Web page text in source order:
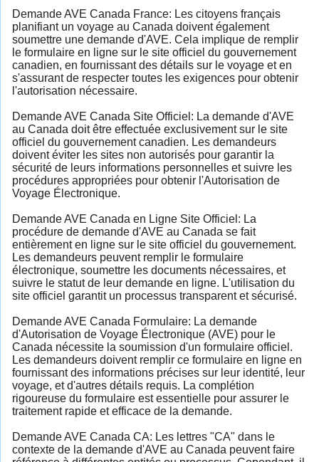
Demande AVE Canada France: Les citoyens français
planifiant un voyage au Canada doivent également
soumettre une demande d'AVE. Cela implique de remplir
le formulaire en ligne sur le site officiel du gouvernement
canadien, en fournissant des détails sur le voyage et en
s'assurant de respecter toutes les exigences pour obtenir
l'autorisation nécessaire.
Demande AVE Canada Site Officiel: La demande d'AVE
au Canada doit être effectuée exclusivement sur le site
officiel du gouvernement canadien. Les demandeurs
doivent éviter les sites non autorisés pour garantir la
sécurité de leurs informations personnelles et suivre les
procédures appropriées pour obtenir l'Autorisation de
Voyage Électronique.
Demande AVE Canada en Ligne Site Officiel: La
procédure de demande d'AVE au Canada se fait
entièrement en ligne sur le site officiel du gouvernement.
Les demandeurs peuvent remplir le formulaire
électronique, soumettre les documents nécessaires, et
suivre le statut de leur demande en ligne. L'utilisation du
site officiel garantit un processus transparent et sécurisé.
Demande AVE Canada Formulaire: La demande
d'Autorisation de Voyage Électronique (AVE) pour le
Canada nécessite la soumission d'un formulaire officiel.
Les demandeurs doivent remplir ce formulaire en ligne en
fournissant des informations précises sur leur identité, leur
voyage, et d'autres détails requis. La complétion
rigoureuse du formulaire est essentielle pour assurer le
traitement rapide et efficace de la demande.
Demande AVE Canada CA: Les lettres "CA" dans le
contexte de la demande d'AVE au Canada peuvent faire